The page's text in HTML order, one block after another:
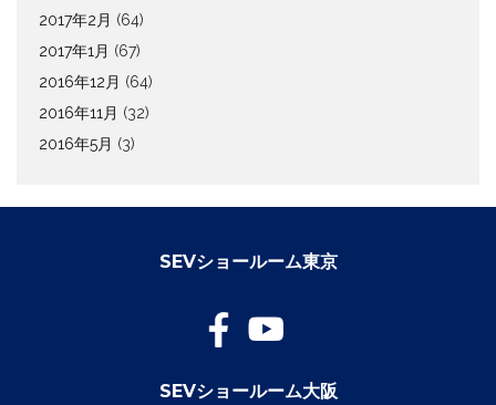
2017年2月 (64)
2017年1月 (67)
2016年12月 (64)
2016年11月 (32)
2016年5月 (3)
SEVショールーム東京
SEVショールーム大阪